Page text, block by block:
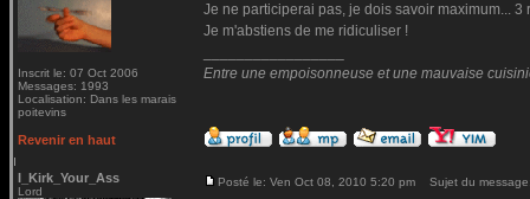
Inscrit le: 07 Oct 2006
Messages: 1993
Localisation: Dans les marais
poitevins
Je ne participerai pas, je dois savoir maximum...
Je m'abstiens de me ridiculiser !
Entre une empoisonneuse et une mauvaise
Revenir en haut
I_Kirk_Your_Ass
Lord
Posté le: Ven Oct 08, 2010 5:20 pm Sujet du